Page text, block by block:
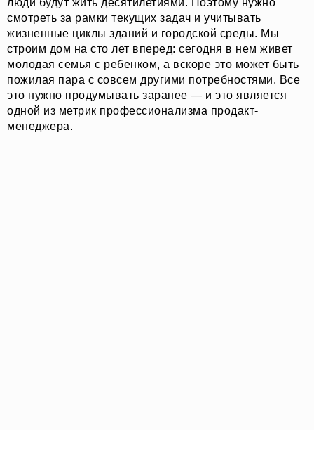
люди будут жить десятилетиями. Поэтому нужно
смотреть за рамки текущих задач и учитывать
жизненные циклы зданий и городской среды. Мы
строим дом на сто лет вперед: сегодня в нем живет
молодая семья с ребенком, а вскоре это может быть
пожилая пара с совсем другими потребностями. Все
это нужно продумывать заранее — и это является
одной из метрик профессионализма продакт-
менеджера.